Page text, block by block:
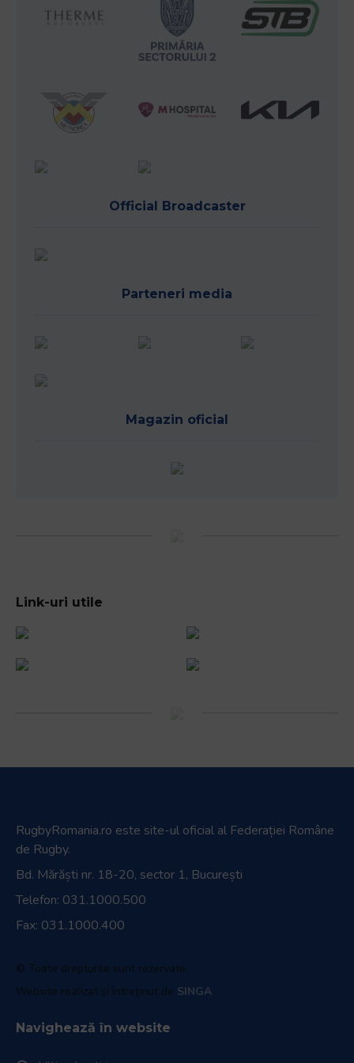
Official Broadcaster
Parteneri media
Magazin oficial
Link-uri utile
RugbyRomania.ro este site-ul oficial al Federației Române
de Rugby.
Bd. Mărăști nr. 18-20, sector 1, București
Telefon: 031.1000.500
Fax: 031.1000.400
© Toate drepturile sunt rezervate.
Website realizat și întreținut de SINGA
Navighează în website